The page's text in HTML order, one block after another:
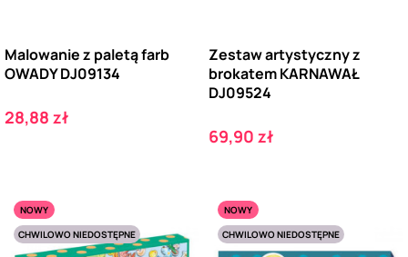
Malowanie z paletą farb
OWADY DJ09134
Cena
28,88 zł
Zestaw artystyczny z
brokatem KARNAWAŁ
DJ09524
Cena
69,90 zł
NOWY
CHWILOWO NIEDOSTĘPNE
NOWY
CHWILOWO NIEDOSTĘPNE